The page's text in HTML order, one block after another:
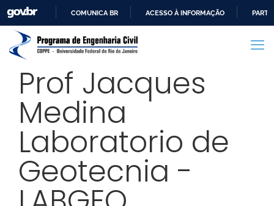
PARA
COMUNICA BR ACESSO À INFORMAÇÃO
Prof Jacques
Medina
Laboratorio de
Geotecnia -